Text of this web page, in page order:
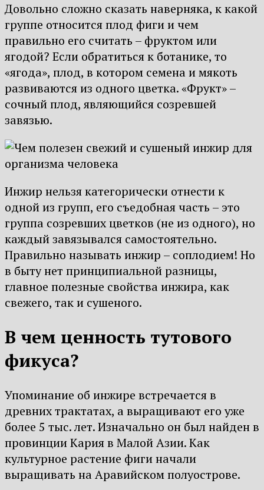
Довольно сложно сказать наверняка, к какой
группе относится плод фиги и чем
правильно его считать – фруктом или
ягодой? Если обратиться к ботанике, то
«ягода», плод, в котором семена и мякоть
развиваются из одного цветка. «Фрукт» –
сочный плод, являющийся созревшей
завязью.
Инжир нельзя категорически отнести к
одной из групп, его съедобная часть – это
группа созревших цветков (не из одного), но
каждый завязывался самостоятельно.
Правильно называть инжир – соплодием! Но
в быту нет принципиальной разницы,
главное полезные свойства инжира, как
свежего, так и сушеного.
В чем ценность тутового
фикуса?
Упоминание об инжире встречается в
древних трактатах, а выращивают его уже
более 5 тыс. лет. Изначально он был найден в
провинции Кария в Малой Азии. Как
культурное растение фиги начали
выращивать на Аравийском полуострове.